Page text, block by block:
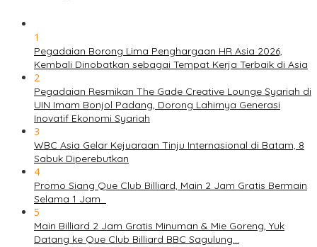
1
Pegadaian Borong Lima Penghargaan HR Asia 2026,
Kembali Dinobatkan sebagai Tempat Kerja Terbaik di Asia
2
Pegadaian Resmikan The Gade Creative Lounge Syariah di
UIN Imam Bonjol Padang, Dorong Lahirnya Generasi
Inovatif Ekonomi Syariah
3
WBC Asia Gelar Kejuaraan Tinju Internasional di Batam, 8
Sabuk Diperebutkan
4
Promo Siang Que Club Billiard, Main 2 Jam Gratis Bermain
Selama 1 Jam
5
Main Billiard 2 Jam Gratis Minuman & Mie Goreng, Yuk
Datang ke Que Club Billiard BBC Sagulung…